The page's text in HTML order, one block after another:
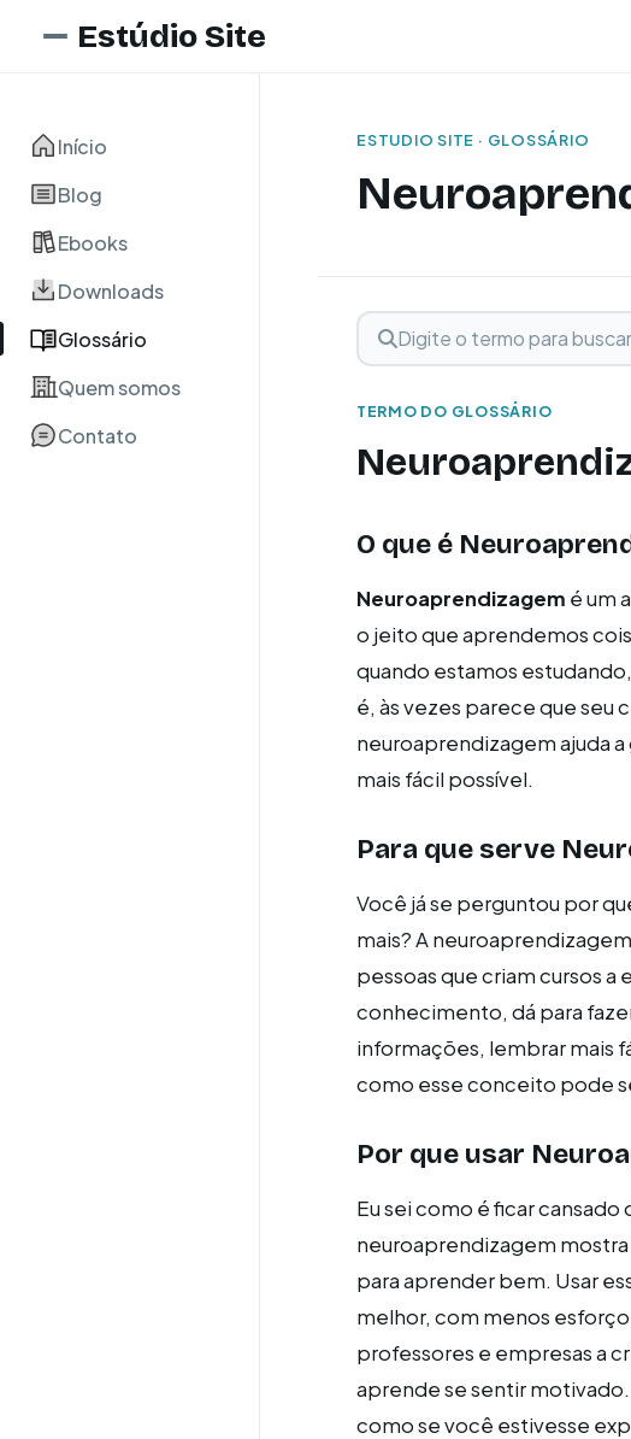
Estúdio Site
Início
Blog
Ebooks
Downloads
Glossário
Quem somos
Contato
ESTUDIO SITE · GLOSSÁRIO
Buscar termo
Digite o termo para buscar
TERMO DO GLOSSÁRIO
O que é
Neuroaprendizagem é um
o jeito que aprendemos
quando estamos
é, às vezes parece que seu
neuroaprendizagem ajuda
mais fácil possível.
Para que serve
Você já se perguntou por
mais? A
pessoas que criam cursos
conhecimento, dá para
informações, lembrar mais
como esse conceito pode
Por que usar
Eu sei como é ficar
neuroaprendizagem
para aprender bem. Usar
melhor, com menos
professores e empresas a
aprende se sentir
como se você estivesse